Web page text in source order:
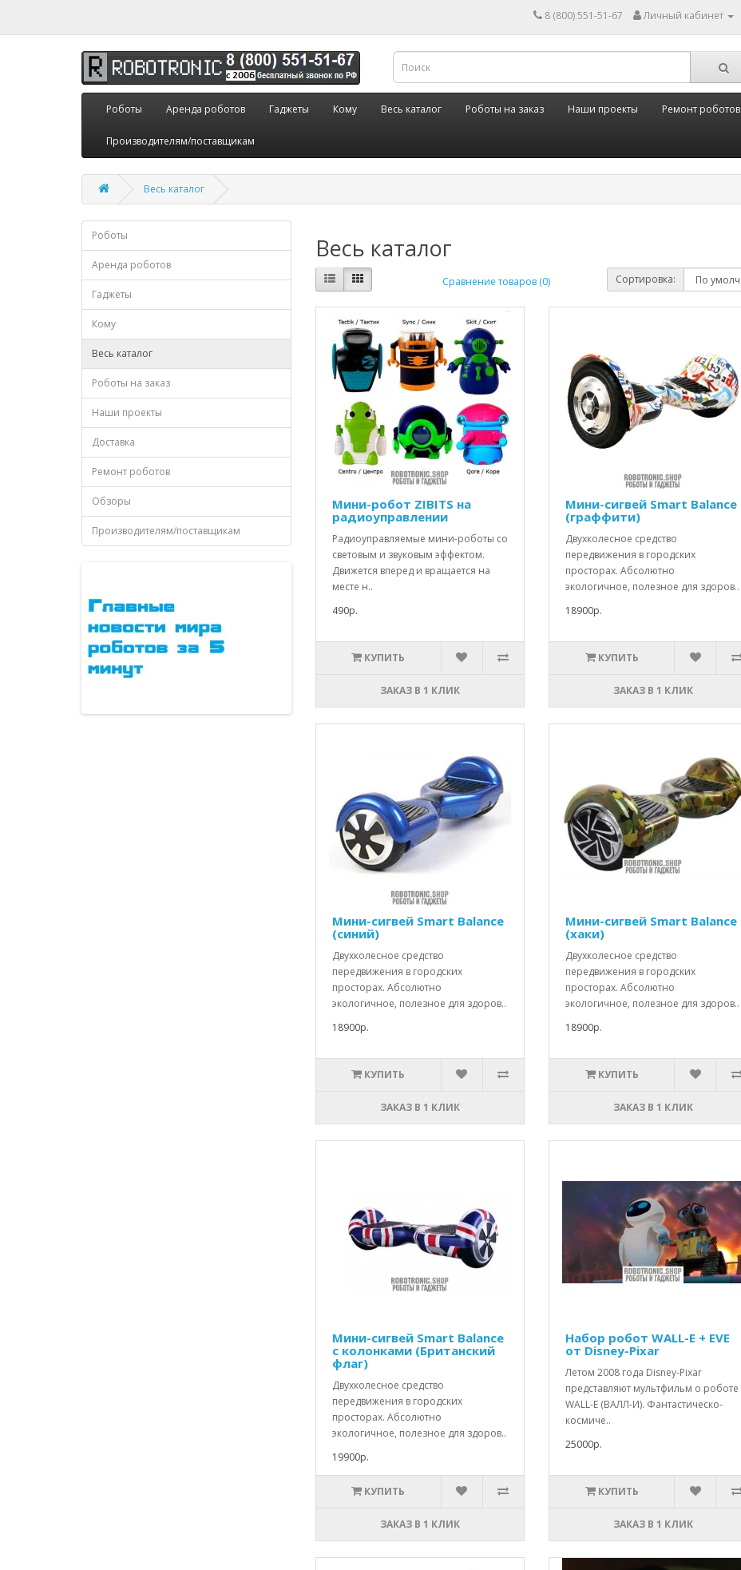
8 (800) 551-51-67 Личный кабинет
Роботы Аренда роботов Гаджеты Кому Весь каталог Роботы на заказ Наши проекты Ремонт роботов
Производителям/поставщикам
Весь каталог
Роботы
Аренда роботов
Гаджеты
Кому
Весь каталог
Роботы на заказ
Наши проекты
Доставка
Ремонт роботов
Обзоры
Производителям/поставщикам
Весь каталог
Сравнение товаров (0) Сортировка:
Мини-робот ZIBITS на
радиоуправлении
Радиоуправляемые мини-роботы со
световым и звуковым эффектом.
Движется вперед и вращается на
месте н..
490р.
КУПИТЬ
ЗАКАЗ В 1 КЛИК
Мини-сигвей Smart Balance
(граффити)
Двухколесное средство
передвижения в городских
просторах. Абсолютно
экологичное, полезное для здоров..
18900р.
КУПИТЬ
ЗАКАЗ В 1 КЛИК
Мини-сигвей Smart Balance
(синий)
Двухколесное средство
передвижения в городских
просторах. Абсолютно
экологичное, полезное для здоров..
18900р.
КУПИТЬ
ЗАКАЗ В 1 КЛИК
Мини-сигвей Smart Balance
(хаки)
Двухколесное средство
передвижения в городских
просторах. Абсолютно
экологичное, полезное для здоров..
18900р.
КУПИТЬ
ЗАКАЗ В 1 КЛИК
Мини-сигвей Smart Balance
с колонками (Британский
флаг)
Двухколесное средство
передвижения в городских
просторах. Абсолютно
экологичное, полезное для здоров..
19900р.
КУПИТЬ
ЗАКАЗ В 1 КЛИК
Набор робот WALL-E + EVE
от Disney-Pixar
Летом 2008 года Disney-Pixar
представляют мультфильм о роботе
WALL-E (ВАЛЛ-И). Фантастическо-
космиче..
25000р.
КУПИТЬ
ЗАКАЗ В 1 КЛИК